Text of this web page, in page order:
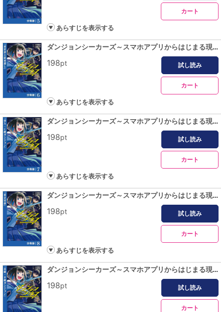
カート
あらすじを表示する
ダンジョンシーカーズ～スマホアプリからはじまる現代ダンジョン制圧録～【分冊版】６
198pt 試し読み
カート
あらすじを表示する
ダンジョンシーカーズ～スマホアプリからはじまる現代ダンジョン制圧録～【分冊版】７
198pt 試し読み
カート
あらすじを表示する
ダンジョンシーカーズ～スマホアプリからはじまる現代ダンジョン制圧録～【分冊版】８
198pt 試し読み
カート
あらすじを表示する
ダンジョンシーカーズ～スマホアプリからはじまる現代ダンジョン制圧録～【分冊版】９
198pt 試し読み
カート